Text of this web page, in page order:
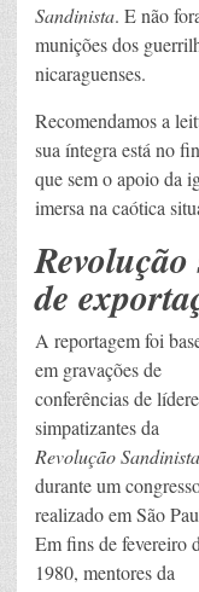
Sandinista. E não
munições dos
nicaraguenses.
Recomendamos a
sua íntegra está no
que sem o apoio da
imersa na caótica
de
A reportagem foi
em gravações de
conferências de
simpatizantes da
Revolução Sandinista
durante um
realizado em São
Em fins de fevereiro
1980, mentores da